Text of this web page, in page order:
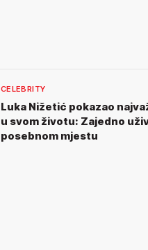
CELEBRITY
Luka Nižetić pokazao
u svom životu: Zajedno
posebnom mjestu